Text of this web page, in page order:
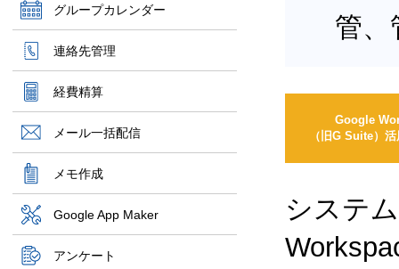
グループカレンダー
連絡先管理
経費精算
メール一括配信
メモ作成
Google App Maker
アンケート
管、
Google
（旧G Suite）
システ